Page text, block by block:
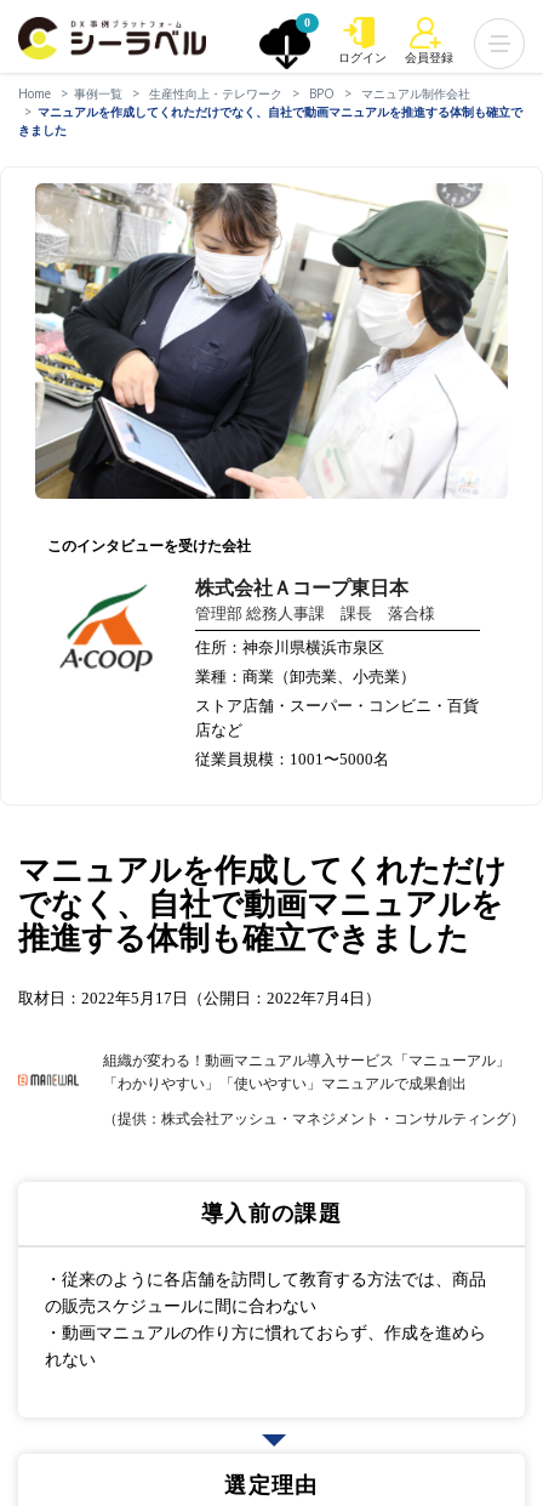
0
ログイン 会員登録
Home 事例一覧 生産性向上・テレワーク BPO
マニュアル制作会社
マニュアルを作成してくれただけでなく、自社で動画マニュアルを推進する体制も確立で
きました
このインタビューを受けた会社
株式会社Ａコープ東日本
管理部 総務人事課 課長 落合様
住所：神奈川県横浜市泉区
業種：商業（卸売業、小売業）
ストア店舗・スーパー・コンビニ・百貨
店など
従業員規模：1001〜5000名
マニュアルを作成してくれただけ
でなく、自社で動画マニュアルを
推進する体制も確立できました
取材日：2022年5月17日（公開日：2022年7月4日）
組織が変わる！動画マニュアル導入サービス「マニューアル」
「わかりやすい」「使いやすい」マニュアルで成果創出
（提供：株式会社アッシュ・マネジメント・コンサルティング）
導入前の課題
・従来のように各店舗を訪問して教育する方法では、商品
の販売スケジュールに間に合わない
・動画マニュアルの作り方に慣れておらず、作成を進めら
れない
選定理由